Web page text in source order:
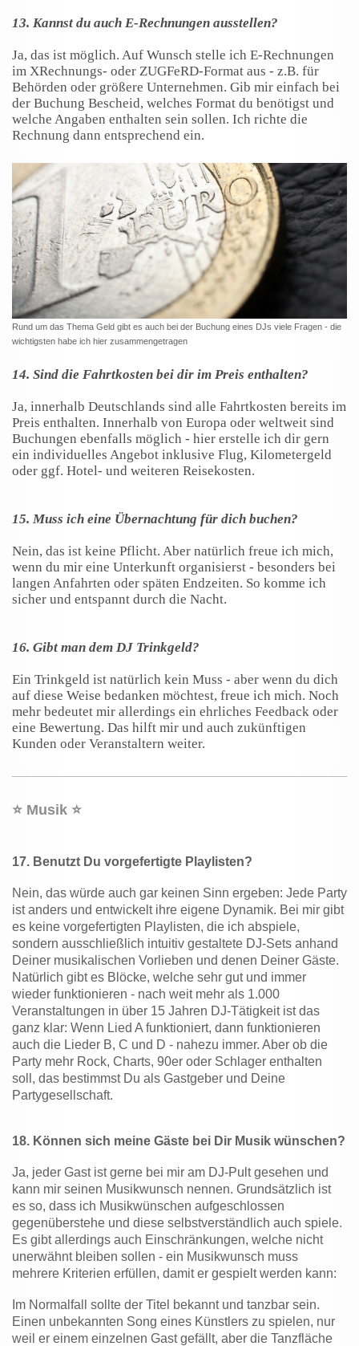
13. Kannst du auch E-Rechnungen ausstellen?
Ja, das ist möglich. Auf Wunsch stelle ich E-Rechnungen
im XRechnungs- oder ZUGFeRD-Format aus - z.B. für
Behörden oder größere Unternehmen. Gib mir einfach bei
der Buchung Bescheid, welches Format du benötigst und
welche Angaben enthalten sein sollen. Ich richte die
Rechnung dann entsprechend ein.
Rund um das Thema Geld gibt es auch bei der Buchung eines DJs viele Fragen - die
wichtigsten habe ich hier zusammengetragen
14. Sind die Fahrtkosten bei dir im Preis enthalten?
Ja, innerhalb Deutschlands sind alle Fahrtkosten bereits im
Preis enthalten. Innerhalb von Europa oder weltweit sind
Buchungen ebenfalls möglich - hier erstelle ich dir gern
ein individuelles Angebot inklusive Flug, Kilometergeld
oder ggf. Hotel- und weiteren Reisekosten.
15. Muss ich eine Übernachtung für dich buchen?
Nein, das ist keine Pflicht. Aber natürlich freue ich mich,
wenn du mir eine Unterkunft organisierst - besonders bei
langen Anfahrten oder späten Endzeiten. So komme ich
sicher und entspannt durch die Nacht.
16. Gibt man dem DJ Trinkgeld?
Ein Trinkgeld ist natürlich kein Muss - aber wenn du dich
auf diese Weise bedanken möchtest, freue ich mich. Noch
mehr bedeutet mir allerdings ein ehrliches Feedback oder
eine Bewertung. Das hilft mir und auch zukünftigen
Kunden oder Veranstaltern weiter.
⭐️ Musik ⭐️
17. Benutzt Du vorgefertigte Playlisten?
Nein, das würde auch gar keinen Sinn ergeben: Jede Party
ist anders und entwickelt ihre eigene Dynamik. Bei mir gibt
es keine vorgefertigten Playlisten, die ich abspiele,
sondern ausschließlich intuitiv gestaltete DJ-Sets anhand
Deiner musikalischen Vorlieben und denen Deiner Gäste.
Natürlich gibt es Blöcke, welche sehr gut und immer
wieder funktionieren - nach weit mehr als 1.000
Veranstaltungen in über 15 Jahren DJ-Tätigkeit ist das
ganz klar: Wenn Lied A funktioniert, dann funktionieren
auch die Lieder B, C und D - nahezu immer. Aber ob die
Party mehr Rock, Charts, 90er oder Schlager enthalten
soll, das bestimmst Du als Gastgeber und Deine
Partygesellschaft.
18. Können sich meine Gäste bei Dir Musik wünschen?
Ja, jeder Gast ist gerne bei mir am DJ-Pult gesehen und
kann mir seinen Musikwunsch nennen. Grundsätzlich ist
es so, dass ich Musikwünschen aufgeschlossen
gegenüberstehe und diese selbstverständlich auch spiele.
Es gibt allerdings auch Einschränkungen, welche nicht
unerwähnt bleiben sollen - ein Musikwunsch muss
mehrere Kriterien erfüllen, damit er gespielt werden kann:
Im Normalfall sollte der Titel bekannt und tanzbar sein.
Einen unbekannten Song eines Künstlers zu spielen, nur
weil er einem einzelnen Gast gefällt, aber die Tanzfläche